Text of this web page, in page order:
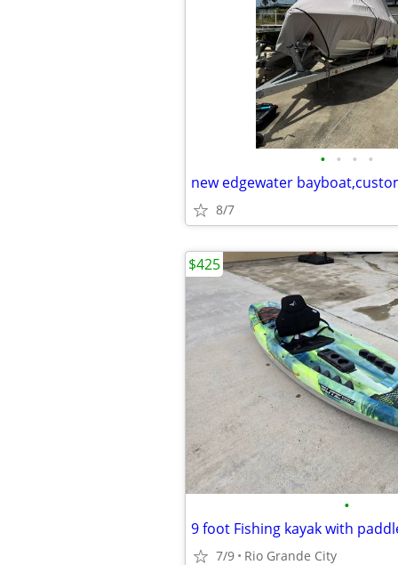
• • • •
8/7
•
9 foot Fishing kayak with
7/9 Rio Grande City
$425